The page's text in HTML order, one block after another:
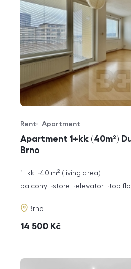
Apartment 1+kk (40m²)
Brno
Offer type
Rent
Property type
Apartment
rozměry
1+kk living area
40 m2
funkce
balcony store elevator top
adresa
Brno
cena
14 500 Kč